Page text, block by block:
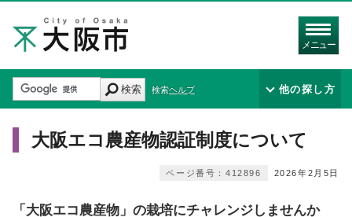
メニュー
検索 検索ヘルプ 他の探し方
大阪エコ農産物認証制度について
2026年2月5日
ページ番号：412896
「大阪エコ農産物」の栽培にチャレンジしませんか